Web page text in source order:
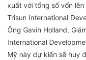
xuất với tổng số vốn
Trisun International
Ông Gavin Holland,
International
Mỹ này dự kiến sẽ huy